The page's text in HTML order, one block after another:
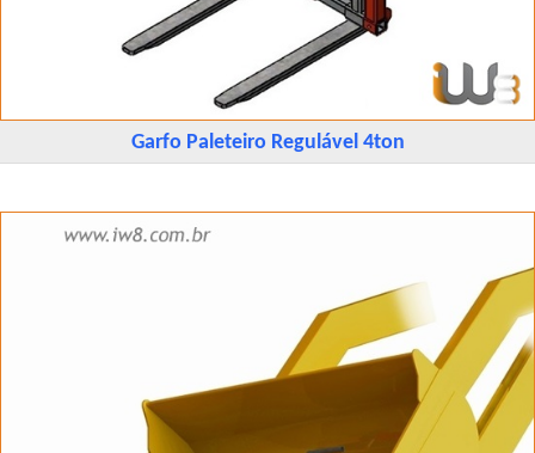
Garfo Paleteiro Regulável 4ton